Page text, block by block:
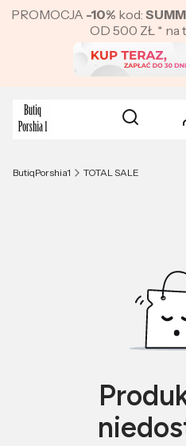
PROMOCJA -10% kod:
OD 500 ZŁ * na
Otwórz
Szukaj
ButiqPorshia1 TOTAL SALE